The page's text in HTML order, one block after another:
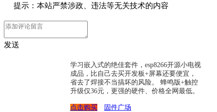
提示：本站严禁涉政、违法等无关技术的内容
发送
学习嵌入式的绝佳套件，esp8266开源小电视
成品，比自己去买开发板+屏幕还要便宜，
省去了焊接不当搞坏的风险。 蜂鸣版+触控
升级仅36元，更强的硬件、价格全网最低。
点击购买 固件广场